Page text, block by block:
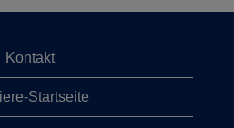
Kontakt
Startseite